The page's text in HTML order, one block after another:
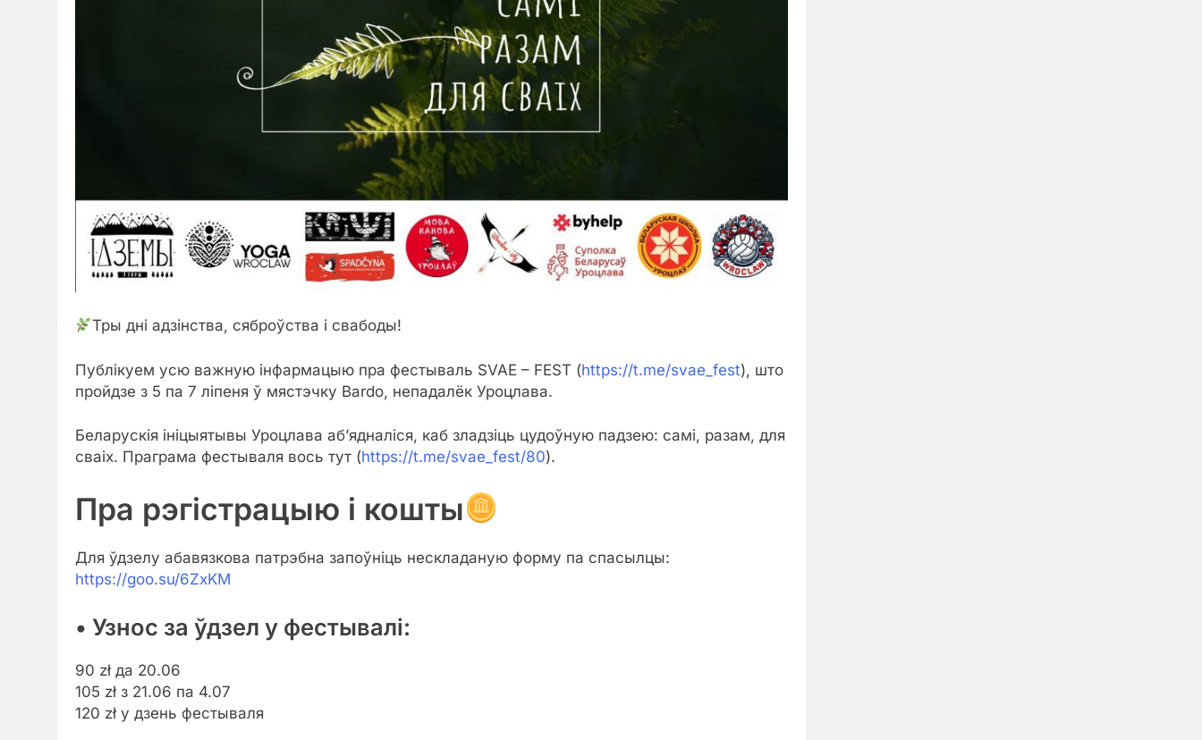
Тры дні адзінства, сяброўства і свабоды!
Публікуем усю важную інфармацыю пра фестываль SVAE – FEST (https://t.me/svae_fest), што
пройдзе з 5 па 7 ліпеня ў мястэчку Bardo, непадалёк Уроцлава.
Беларускія ініцыятывы Уроцлава аб’ядналіся, каб зладзіць цудоўную падзею: самі, разам, для
сваіх. Праграма фестываля вось тут (https://t.me/svae_fest/80).
Пра рэгістрацыю і кошты
Для ўдзелу абавязкова патрэбна запоўніць нескладаную форму па спасылцы:
https://goo.su/6ZxKM
• Узнос за ўдзел у фестывалі:
90 zł да 20.06
105 zł з 21.06 па 4.07
120 zł у дзень фестываля